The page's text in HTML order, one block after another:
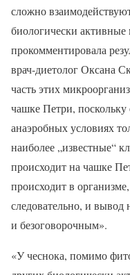
сложно
биологически
прокомментировала
врач-диетолог Оксана
часть этих
чашке Петри,
анаэробных условиях
наиболее „известные“
происходит на чашке
происходит в
следовательно, и
и безоговорочным».
«У чеснока, помимо